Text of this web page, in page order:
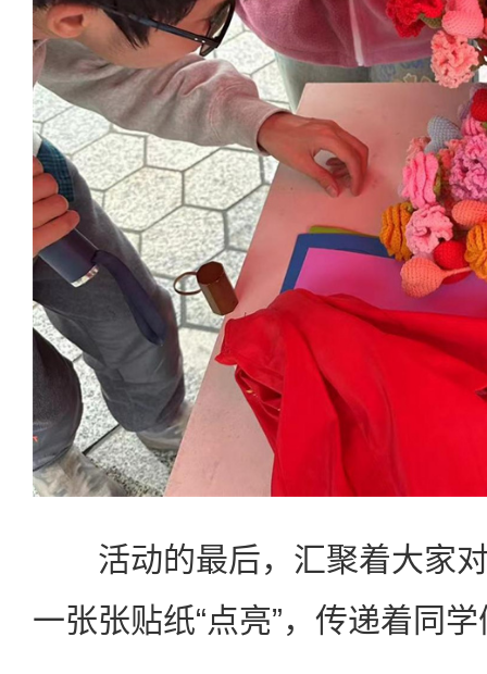
活动的最后，汇聚着大家对
一张张贴纸“点亮”，传递着同